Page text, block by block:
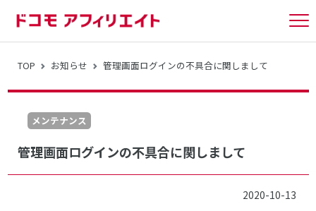
TOP お知らせ 管理画面ログインの不具合に関しまして
メンテナンス
管理画面ログインの不具合に関しまして
2020-10-13